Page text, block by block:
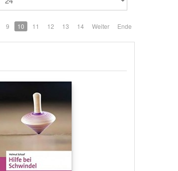
9 10 11 12 13 14 Weiter Ende